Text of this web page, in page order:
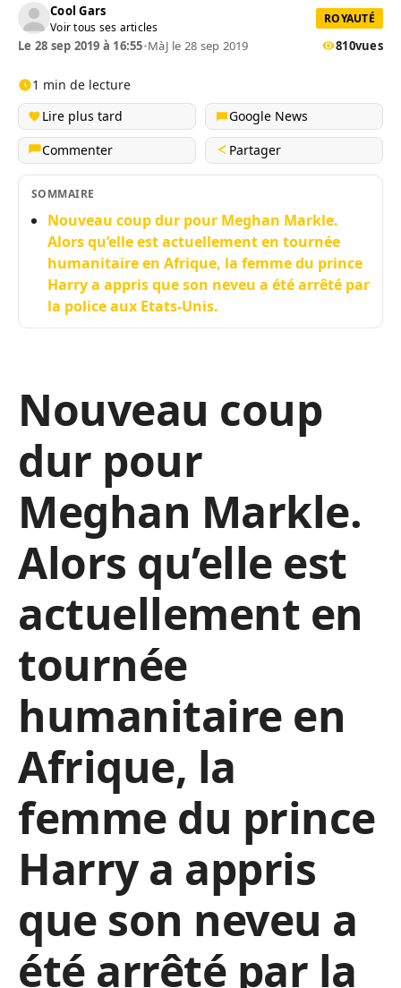
Cool Gars
Voir tous ses articles
ROYAUTÉ
Le 28 sep 2019 à 16:55•MàJ le 28 sep 2019 810vues
1 min de lecture
Lire plus tard
Google News
Commenter
Partager
SOMMAIRE
Nouveau coup dur pour Meghan Markle.
Alors qu’elle est actuellement en tournée
humanitaire en Afrique, la femme du prince
Harry a appris que son neveu a été arrêté par
la police aux Etats-Unis.
Nouveau coup
dur pour
Meghan Markle.
Alors qu’elle est
actuellement en
tournée
humanitaire en
Afrique, la
femme du prince
Harry a appris
que son neveu a
été arrêté par la